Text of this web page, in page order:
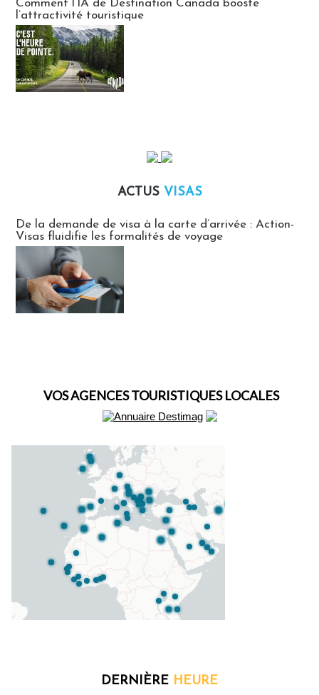
Comment l’IA de Destination Canada booste
l’attractivité touristique
ACTUS VISAS
De la demande de visa à la carte d’arrivée : Action-
Visas fluidifie les formalités de voyage
VOS AGENCES TOURISTIQUES LOCALES
DERNIÈRE HEURE